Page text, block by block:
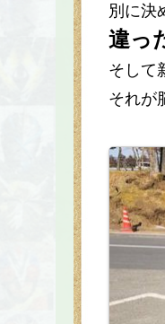
別に決
違っ
そして
それが